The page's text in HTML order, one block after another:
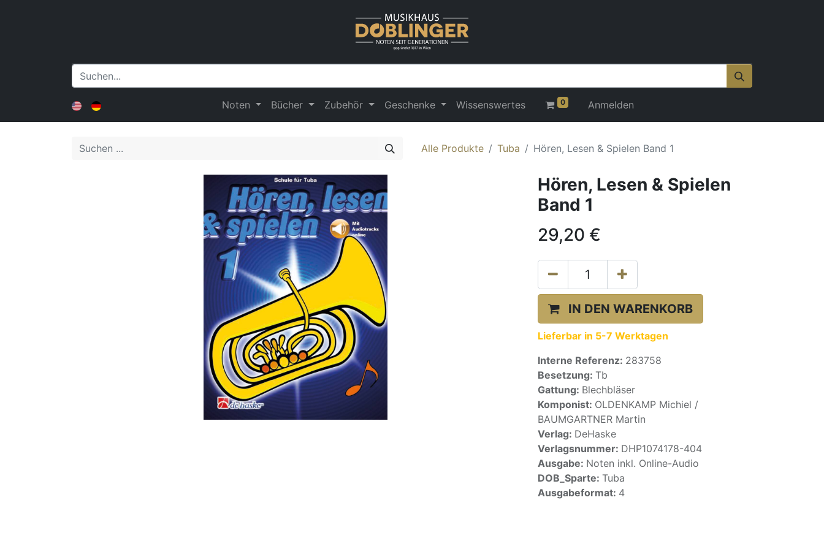
Noten Bücher Zubehör Geschenke Wissenswertes 0 Anmelden
Alle Produkte Tuba Hören, Lesen & Spielen Band 1
Hören, Lesen & Spielen
Band 1
29,20 €
IN DEN WARENKORB
Lieferbar in 5-7 Werktagen
Interne Referenz: 283758
Besetzung: Tb
Gattung: Blechbläser
Komponist: OLDENKAMP Michiel /
BAUMGARTNER Martin
Verlag: DeHaske
Verlagsnummer: DHP1074178-404
Ausgabe: Noten inkl. Online-Audio
DOB_Sparte: Tuba
Ausgabeformat: 4